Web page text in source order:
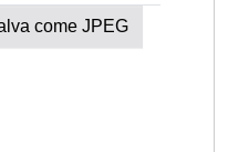
come JPEG